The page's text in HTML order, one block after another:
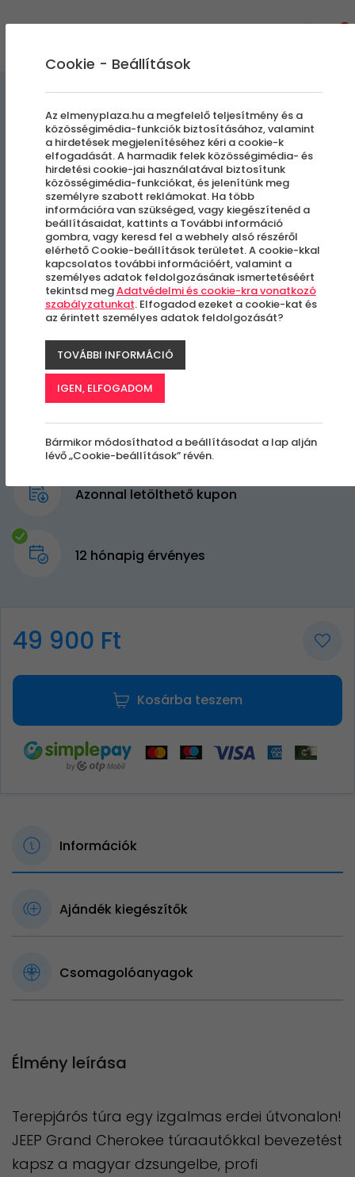
Off-Road túra | 60 perc
Domonyvölgy
Azonnal letölthető kupon
12 hónapig érvényes
49 900 Ft
Kosárba teszem
Információk
Ajándék kiegészítők
Csomagolóanyagok
Élmény leírása
Terepjárós túra egy izgalmas erdei útvonalon!
JEEP Grand Cherokee túraautókkal bevezetést
kapsz a magyar dzsungelbe, profi
Cookie - Beállítások
Az elmenyplaza.hu a megfelelő teljesítmény és a
közösségimédia-funkciók biztosításához, valamint
a hirdetések megjelenítéséhez kéri a cookie-k
elfogadását. A harmadik felek közösségimédia- és
hirdetési cookie-jai használatával biztosítunk
közösségimédia-funkciókat, és jelenítünk meg
személyre szabott reklámokat. Ha több
információra van szükséged, vagy kiegészítenéd a
beállításaidat, kattints a További információ
gombra, vagy keresd fel a webhely alsó részéről
elérhető Cookie-beállítások területet. A cookie-kkal
kapcsolatos további információért, valamint a
személyes adatok feldolgozásának ismertetéséért
tekintsd megAdatvédelmi és cookie-kra vonatkozó
szabályzatunkat. Elfogadod ezeket a cookie-kat és
az érintett személyes adatok feldolgozását?
TOVÁBBI INFORMÁCIÓ
IGEN, ELFOGADOM
Bármikor módosíthatod a beállításodat a lap alján
lévő „Cookie-beállítások” révén.